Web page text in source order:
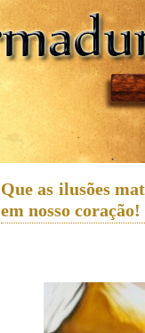
Que as ilusões
em nosso coração!